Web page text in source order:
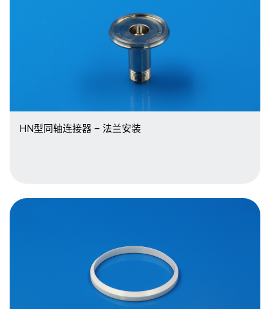
HN型同轴连接器 – 法兰安装